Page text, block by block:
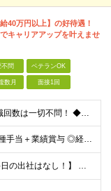
40万円以上】の好待遇！
キャリアアップを叶えませ
不問 ベテランOK
数月 面接1回
◆未経験歓迎！経歴・転職回数は一切不問！ ◆異業界出身の30代・40代も活躍中！ ◆U・Iターン希望の方も歓迎（引越費用規定あり） 【応募要件】 ■高卒以上 ■普通自動車運転免許（AT限定可） ■基
月給40万円～60万円＋各種手当＋業績賞与 ◎経験や能力等を考慮し、優遇いたします！ ◎成果により業績賞与を年2回支給します！ 上記月給には、固定残業代として 「60,800円～95,000円（28
【原則、"直行・直帰"で毎日の出社はなし！】 東京・埼玉・千葉・神奈川などを中心とした 周辺エリアの現場に「直行・直帰」となります！ ■関東第一第二支部 埼玉県八潮市大字二丁目1142-2 ◎最寄り